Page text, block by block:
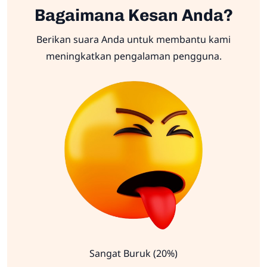
Bagaimana Kesan Anda?
Berikan suara Anda untuk membantu kami
meningkatkan pengalaman pengguna.
Sangat Buruk (20%)